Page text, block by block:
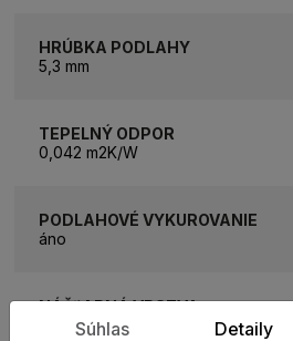
HRÚBKA PODLAHY
5,3 mm
TEPELNÝ ODPOR
0,042 m2K/W
PODLAHOVÉ VYKUROVANIE
áno
NÁŠĽAPNÁ VRSTVA
0,55 mmSúhlas Detaily